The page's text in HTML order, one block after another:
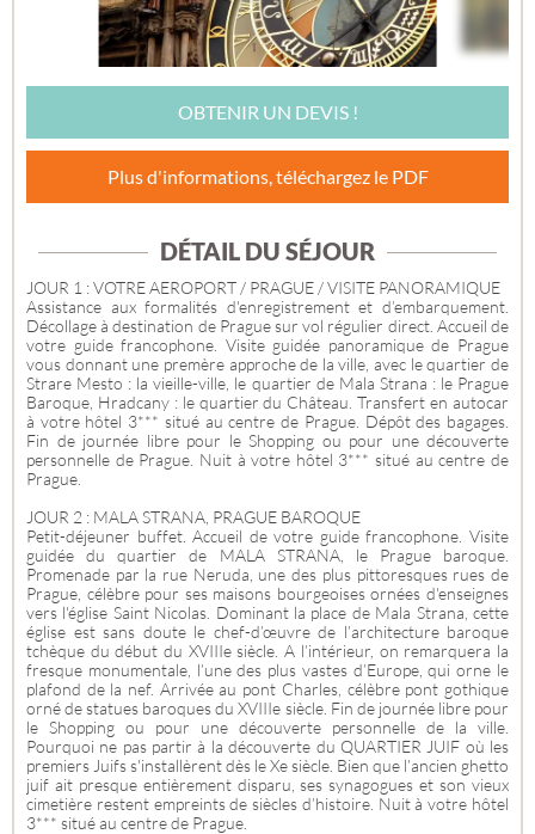
OBTENIR UN DEVIS !
Plus d'informations, téléchargez le PDF
DÉTAIL DU SÉJOUR
JOUR 1 : VOTRE AEROPORT / PRAGUE / VISITE PANORAMIQUE
Assistance aux formalités d'enregistrement et d’embarquement.
Décollage à destination de Prague sur vol régulier direct. Accueil de
votre guide francophone. Visite guidée panoramique de Prague
vous donnant une premère approche de la ville, avec le quartier de
Strare Mesto : la vieille-ville, le quartier de Mala Strana : le Prague
Baroque, Hradcany : le quartier du Château. Transfert en autocar
à votre hôtel 3*** situé au centre de Prague. Dépôt des bagages.
Fin de journée libre pour le Shopping ou pour une découverte
personnelle de Prague. Nuit à votre hôtel 3*** situé au centre de
Prague.
JOUR 2 : MALA STRANA, PRAGUE BAROQUE
Petit-déjeuner buffet. Accueil de votre guide francophone. Visite
guidée du quartier de MALA STRANA, le Prague baroque.
Promenade par la rue Neruda, une des plus pittoresques rues de
Prague, célèbre pour ses maisons bourgeoises ornées d'enseignes
vers l'église Saint Nicolas. Dominant la place de Mala Strana, cette
église est sans doute le chef-d’œuvre de l’architecture baroque
tchèque du début du XVIIIe siècle. A l’intérieur, on remarquera la
fresque monumentale, l’une des plus vastes d’Europe, qui orne le
plafond de la nef. Arrivée au pont Charles, célèbre pont gothique
orné de statues baroques du XVIIIe siècle. Fin de journée libre pour
le Shopping ou pour une découverte personnelle de la ville.
Pourquoi ne pas partir à la découverte du QUARTIER JUIF où les
premiers Juifs s'installèrent dès le Xe siècle. Bien que l’ancien ghetto
juif ait presque entièrement disparu, ses synagogues et son vieux
cimetière restent empreints de siècles d’histoire. Nuit à votre hôtel
3*** situé au centre de Prague.